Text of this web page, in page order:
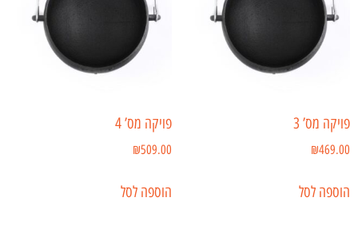
פויקה מס’ 3
₪469.00
הוספה לסל
פויקה מס’ 4
₪509.00
הוספה לסל